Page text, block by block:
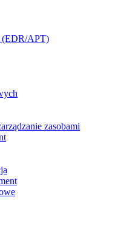
(EDR/APT)
zasobami